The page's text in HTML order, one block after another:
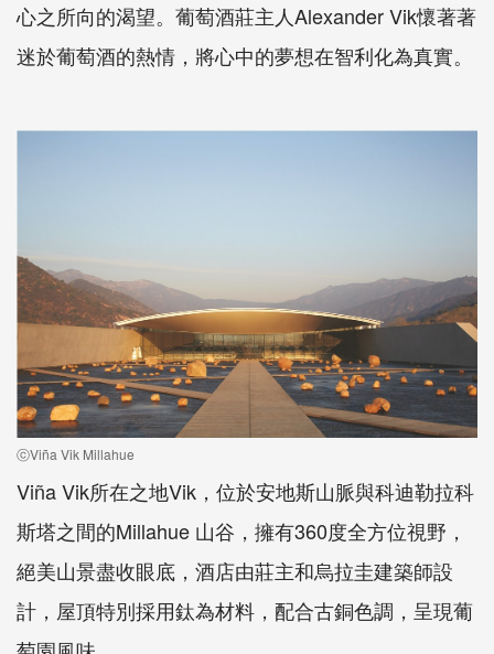
心之所向的渴望。葡萄酒莊主人Alexander Vik懷著著
迷於葡萄酒的熱情，將心中的夢想在智利化為真實。
ⓒViña Vik Millahue
Viña Vik所在之地Vik，位於安地斯山脈與科迪勒拉科
斯塔之間的Millahue 山谷，擁有360度全方位視野，
絕美山景盡收眼底，酒店由莊主和烏拉圭建築師設
計，屋頂特別採用鈦為材料，配合古銅色調，呈現葡